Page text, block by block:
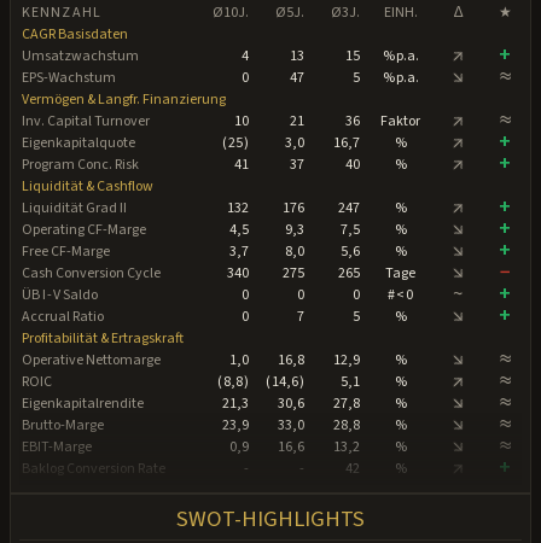
KENNZAHL Ø 10J. Ø 5J. Ø 3J. EINH. ∆
★
CAGR Basisdaten
Umsatzwachstum
4 13 15 % p.a. ↑ +
EPS-Wachstum 0 47 5 % p.a. ↑ ≈
Vermögen & Langfr. Finanzierung
Inv. Capital Turnover
10 21 36 Faktor ↑ ≈
Eigenkapitalquote ( 25 ) 3,0 16,7 % ↑ +
Program Conc. Risk 41 37 40 % ↑ +
Liquidität & Cashflow
Liquidität Grad II
132 176 247 % ↑ +
Operating CF-Marge 4,5 9,3 7,5 % ↑ +
Free CF-Marge 3,7 8,0 5,6 % ↑ +
Cash Conversion Cycle 340 275 265 Tage ↑ −
ÜB I - V Saldo 0 0 0 # < 0 ~ +
Accrual Ratio 0 7 5 % ↑ +
Profitabilität & Ertragskraft
Operative Nettomarge
1,0 16,8 12,9 % ↑ ≈
ROIC ( 8,8 ) ( 14,6 ) 5,1 % ↑ ≈
Eigenkapitalrendite 21,3 30,6 27,8 % ↑ ≈
Brutto-Marge 23,9 33,0 28,8 % ↑ ≈
EBIT-Marge 0,9 16,6 13,2 % ↑ ≈
Baklog Conversion Rate - - 42 % ↑ +
Aufwendungen & VerschuldungSWOT-HIGHLIGHTS